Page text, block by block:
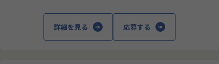
・ハイブリッド勤務あり！
・平均残業時間が月10時間！ワークライフバランスも整った
ストとして活躍できる場を求めホープスへご入社。
・MISSION「ワークをもっとワクワクに」
ヒトが元気になれば、ビジネスも活性化する。
チ開発やコンサルティングまで幅広いサービ
スを提供しています。クラウドERPやローコ
ード開発を柱とし、業務効率化やDX推進、経
詳細を見る 応募する